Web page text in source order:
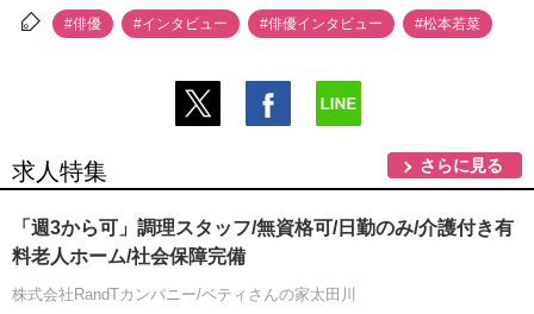
#俳優 #インタビュー #俳優インタビュー #松本若菜
求人特集 さらに見る
「週3から可」調理スタッフ/無資格可/日勤のみ/介護付き有
料老人ホーム/社会保障完備
株式会社RandTカンパニー/ベティさんの家太田川